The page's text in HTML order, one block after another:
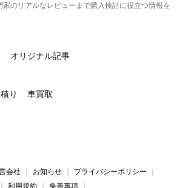
のリアルなレビューまで購入検討に役立つ情報を
オリジナル記事
り 車買取
会社 お知らせ
プライバシーポリシー